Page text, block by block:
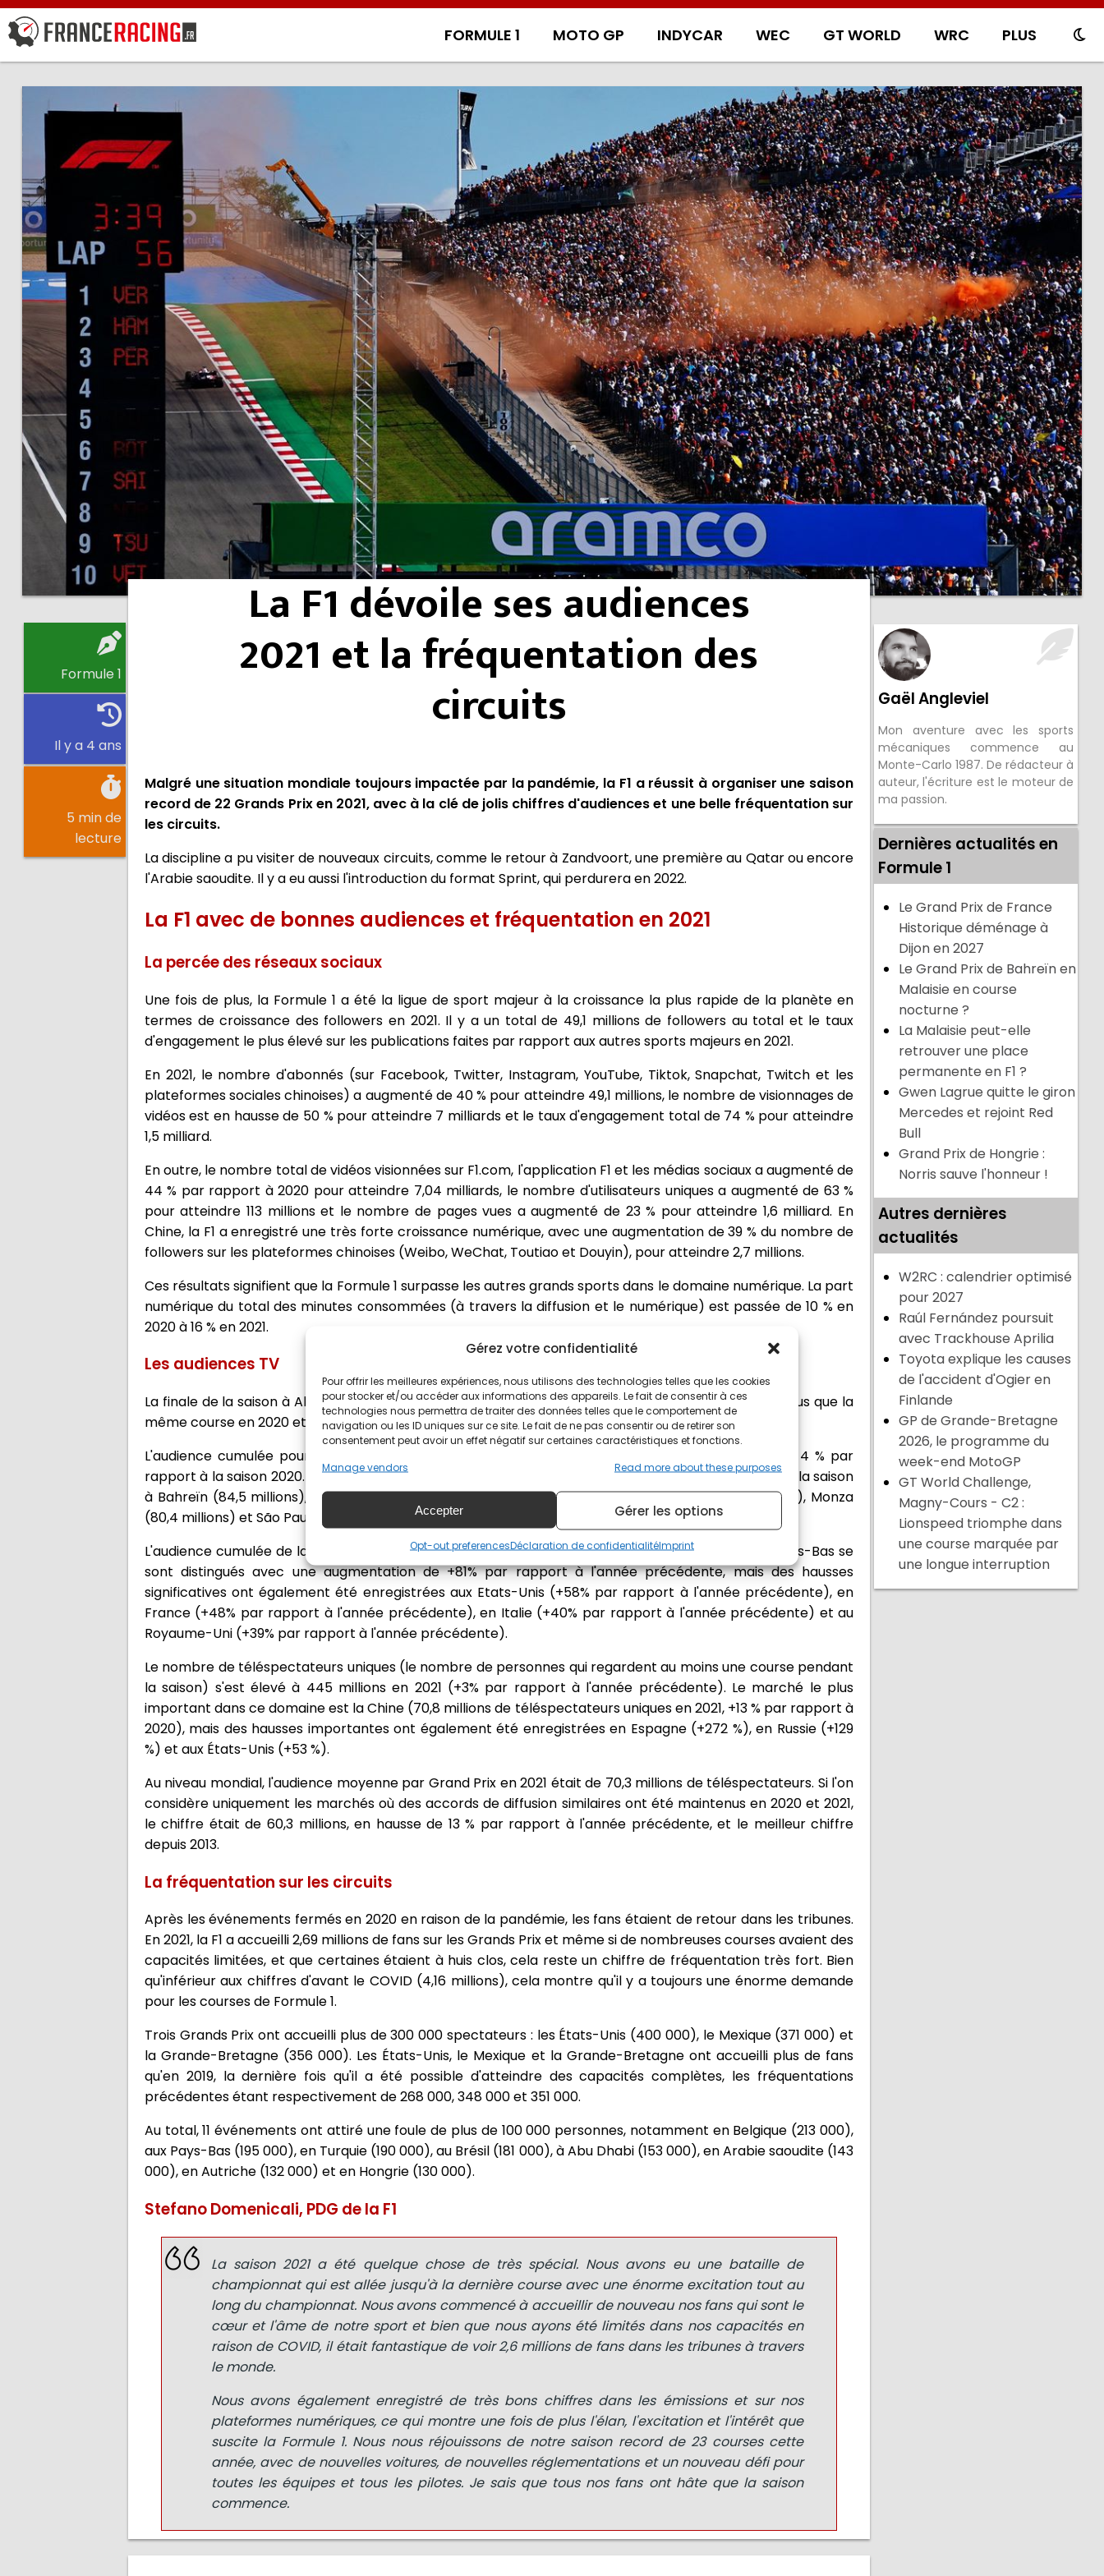
Gérez votre confidentialité
Pour offrir les meilleures expériences, nous utilisons des technologies telles que les cookies
pour stocker et/ou accéder aux informations des appareils. Le fait de consentir à ces
technologies nous permettra de traiter des données telles que le comportement de
navigation ou les ID uniques sur ce site. Le fait de ne pas consentir ou de retirer son
consentement peut avoir un effet négatif sur certaines caractéristiques et fonctions.
Manage vendors
Read more about these purposes
Accepter Gérer les options
Opt-out preferencesDéclaration de confidentialitéImprint
FORMULE 1 MOTO GP INDYCAR WEC GT WORLD WRC PLUS
Formule 1
Il y a 4 ans
5 min de
lecture
La F1 dévoile ses audiences
2021 et la fréquentation des
circuits
Malgré une situation mondiale toujours impactée par la pandémie, la F1 a réussit à organiser une saison
record de 22 Grands Prix en 2021, avec à la clé de jolis chiffres d'audiences et une belle fréquentation sur
les circuits.
La discipline a pu visiter de nouveaux circuits, comme le retour à Zandvoort, une première au Qatar ou encore
l'Arabie saoudite. Il y a eu aussi l'introduction du format Sprint, qui perdurera en 2022.
La F1 avec de bonnes audiences et fréquentation en 2021
La percée des réseaux sociaux
Une fois de plus, la Formule 1 a été la ligue de sport majeur à la croissance la plus rapide de la planète en
termes de croissance des followers en 2021. Il y a un total de 49,1 millions de followers au total et le taux
d'engagement le plus élevé sur les publications faites par rapport aux autres sports majeurs en 2021.
En 2021, le nombre d'abonnés (sur Facebook, Twitter, Instagram, YouTube, Tiktok, Snapchat, Twitch et les
plateformes sociales chinoises) a augmenté de 40 % pour atteindre 49,1 millions, le nombre de visionnages de
vidéos est en hausse de 50 % pour atteindre 7 milliards et le taux d'engagement total de 74 % pour atteindre
1,5 milliard.
En outre, le nombre total de vidéos visionnées sur F1.com, l'application F1 et les médias sociaux a augmenté de
44 % par rapport à 2020 pour atteindre 7,04 milliards, le nombre d'utilisateurs uniques a augmenté de 63 %
pour atteindre 113 millions et le nombre de pages vues a augmenté de 23 % pour atteindre 1,6 milliard. En
Chine, la F1 a enregistré une très forte croissance numérique, avec une augmentation de 39 % du nombre de
followers sur les plateformes chinoises (Weibo, WeChat, Toutiao et Douyin), pour atteindre 2,7 millions.
Ces résultats signifient que la Formule 1 surpasse les autres grands sports dans le domaine numérique. La part
numérique du total des minutes consommées (à travers la diffusion et le numérique) est passée de 10 % en
2020 à 16 % en 2021.
Les audiences TV
La finale de la saison à Abu Dhabi a été très suivie avec 108,7 millions de téléspectateurs, +29% de plus que la
même course en 2020 et les chiffres d'audience les plus élevés pour une course pendant la saison.
L'audience cumulée pour 2021 était de 1,55 milliard de téléspectateurs, soit une augmentation de 4 % par
rapport à la saison 2020. La discipline a également constaté de fortes audiences pour l'ouverture de la saison
à Bahreïn (84,5 millions), et pour les 3 événements du week-end Sprint à Silverstone (79,5 millions), Monza
(80,4 millions) et São Paulo (82,1 millions).
L'audience cumulée de la saison a augmenté de manière significative sur plusieurs marchés. Les Pays-Bas se
sont distingués avec une augmentation de +81% par rapport à l'année précédente, mais des hausses
significatives ont également été enregistrées aux Etats-Unis (+58% par rapport à l'année précédente), en
France (+48% par rapport à l'année précédente), en Italie (+40% par rapport à l'année précédente) et au
Royaume-Uni (+39% par rapport à l'année précédente).
Le nombre de téléspectateurs uniques (le nombre de personnes qui regardent au moins une course pendant
la saison) s'est élevé à 445 millions en 2021 (+3% par rapport à l'année précédente). Le marché le plus
important dans ce domaine est la Chine (70,8 millions de téléspectateurs uniques en 2021, +13 % par rapport à
2020), mais des hausses importantes ont également été enregistrées en Espagne (+272 %), en Russie (+129
%) et aux États-Unis (+53 %).
Au niveau mondial, l'audience moyenne par Grand Prix en 2021 était de 70,3 millions de téléspectateurs. Si l'on
considère uniquement les marchés où des accords de diffusion similaires ont été maintenus en 2020 et 2021,
le chiffre était de 60,3 millions, en hausse de 13 % par rapport à l'année précédente, et le meilleur chiffre
depuis 2013.
La fréquentation sur les circuits
Après les événements fermés en 2020 en raison de la pandémie, les fans étaient de retour dans les tribunes.
En 2021, la F1 a accueilli 2,69 millions de fans sur les Grands Prix et même si de nombreuses courses avaient des
capacités limitées, et que certaines étaient à huis clos, cela reste un chiffre de fréquentation très fort. Bien
qu'inférieur aux chiffres d'avant le COVID (4,16 millions), cela montre qu'il y a toujours une énorme demande
pour les courses de Formule 1.
Trois Grands Prix ont accueilli plus de 300 000 spectateurs : les États-Unis (400 000), le Mexique (371 000) et
la Grande-Bretagne (356 000). Les États-Unis, le Mexique et la Grande-Bretagne ont accueilli plus de fans
qu'en 2019, la dernière fois qu'il a été possible d'atteindre des capacités complètes, les fréquentations
précédentes étant respectivement de 268 000, 348 000 et 351 000.
Au total, 11 événements ont attiré une foule de plus de 100 000 personnes, notamment en Belgique (213 000),
aux Pays-Bas (195 000), en Turquie (190 000), au Brésil (181 000), à Abu Dhabi (153 000), en Arabie saoudite (143
000), en Autriche (132 000) et en Hongrie (130 000).
Stefano Domenicali, PDG de la F1
La saison 2021 a été quelque chose de très spécial. Nous avons eu une bataille de
championnat qui est allée jusqu'à la dernière course avec une énorme excitation tout au
long du championnat. Nous avons commencé à accueillir de nouveau nos fans qui sont le
cœur et l'âme de notre sport et bien que nous ayons été limités dans nos capacités en
raison de COVID, il était fantastique de voir 2,6 millions de fans dans les tribunes à travers
le monde.
Nous avons également enregistré de très bons chiffres dans les émissions et sur nos
plateformes numériques, ce qui montre une fois de plus l'élan, l'excitation et l'intérêt que
suscite la Formule 1. Nous nous réjouissons de notre saison record de 23 courses cette
année, avec de nouvelles voitures, de nouvelles réglementations et un nouveau défi pour
toutes les équipes et tous les pilotes. Je sais que tous nos fans ont hâte que la saison
commence.
Gaël Angleviel
Mon aventure avec les sports
mécaniques commence au
Monte-Carlo 1987. De rédacteur à
auteur, l'écriture est le moteur de
ma passion.
Dernières actualités en
Formule 1
Le Grand Prix de France
Historique déménage à
Dijon en 2027
Le Grand Prix de Bahreïn en
Malaisie en course
nocturne ?
La Malaisie peut-elle
retrouver une place
permanente en F1 ?
Gwen Lagrue quitte le giron
Mercedes et rejoint Red
Bull
Grand Prix de Hongrie :
Norris sauve l'honneur !
Autres dernières
actualités
W2RC : calendrier optimisé
pour 2027
Raúl Fernández poursuit
avec Trackhouse Aprilia
Toyota explique les causes
de l'accident d'Ogier en
Finlande
GP de Grande-Bretagne
2026, le programme du
week-end MotoGP
GT World Challenge,
Magny-Cours - C2 :
Lionspeed triomphe dans
une course marquée par
une longue interruption